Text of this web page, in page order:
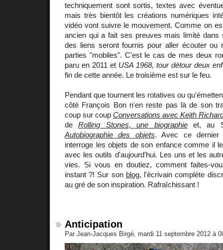
techniquement sont sortis, textes avec
mais très bientôt les créations numériques
vidéo vont suivre le mouvement. Comme on
ancien qui a fait ses preuves mais limité dans
des liens seront fournis pour aller écouter ou
parties "mobiles". C'est le cas de mes deux
paru en 2011 et USA 1968, tour détour deux
fin de cette année. Le troisième est sur le feu.
Pendant que tournent les rotatives ou
côté François Bon n'en reste pas là de son
coup sur coup Conversations avec Keith
deRolling Stones, une biographieet, au
Autobiographie des objets. Avec ce dernier
interroge les objets de son enfance comme il
avec les outils d'aujourd'hui. Les uns et les
vies. Si vous en doutiez, comment faites-
instant ?! Sur son blog, l'écrivain complète
au gré de son inspiration. Rafraîchissant !
Anticipation
Par Jean-Jacques Birgé, mardi 11 septembre 2012 à